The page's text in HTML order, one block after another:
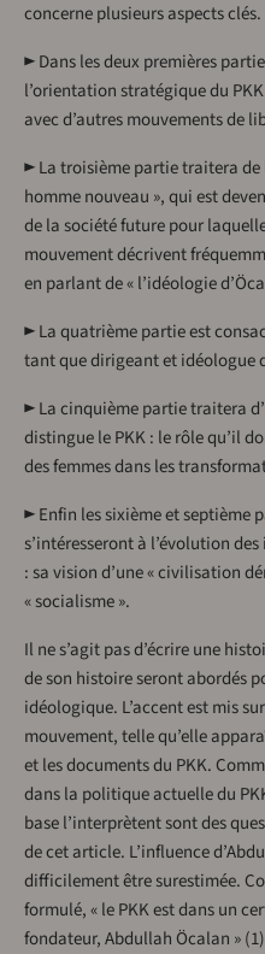
concerne plusieurs aspects clés.
►Dans les deux premières
l’orientation stratégique du
avec d’autres mouvements de
►La troisième partie traitera de
homme nouveau », qui est
de la société future pour
mouvement décrivent
en parlant de « l’idéologie
►La quatrième partie est
tant que dirigeant et idéologue
►La cinquième partie traitera
distingue le PKK : le rôle qu’il
des femmes dans les
►Enfin les sixième et septième
s’intéresseront à l’évolution
: sa vision d’une « civilisation
« socialisme ».
Il ne s’agit pas d’écrire une
de son histoire seront abordés
idéologique. L’accent est mis
mouvement, telle qu’elle
et les documents du PKK.
dans la politique actuelle du
base l’interprètent sont des
de cet article. L’influence
difficilement être surestimée.
formulé, « le PKK est dans un
fondateur, Abdullah Öcalan »